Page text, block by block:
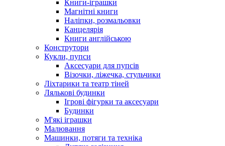
Книги-іграшки
Магнітні книги
Наліпки, розмальовки
Канцелярія
Книги англійською
Конструтори
Кукли, пупси
Аксесуари для пупсів
Візочки, ліжечка, стульчики
Ліхтарики та театр тіней
Лялькові будинки
Ігрові фігурки та аксесуари
Будинки
М'які іграшки
Малювання
Машинки, потяги та техніка